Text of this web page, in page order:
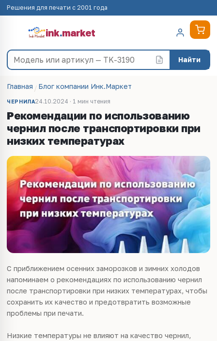
Решения для печати с 2001 года
ink.market
Найти
Главная Блог компании Инк.Маркет
ЧЕРНИЛА24.10.2024 · 1 мин чтения
Рекомендации по использованию
чернил после транспортировки при
низких температурах
С приближением осенних заморозков и зимних холодов
напоминаем о рекомендациях по использованию чернил
после транспортировки при низких температурах, чтобы
сохранить их качество и предотвратить возможные
проблемы при печати.
Низкие температуры не влияют на качество чернил,